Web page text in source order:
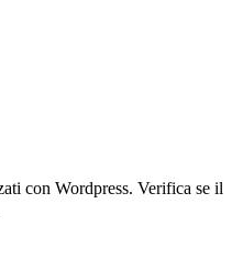
con Wordpress. Verifica se il